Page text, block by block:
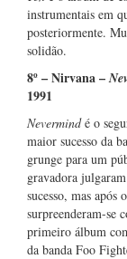
instrumentais em
posteriormente.
solidão.
8º – Nirvana –
1991
Nevermindé o
maior sucesso da
grunge para um
gravadora
sucesso, mas após
surpreenderam-se
primeiro álbum
da banda Foo